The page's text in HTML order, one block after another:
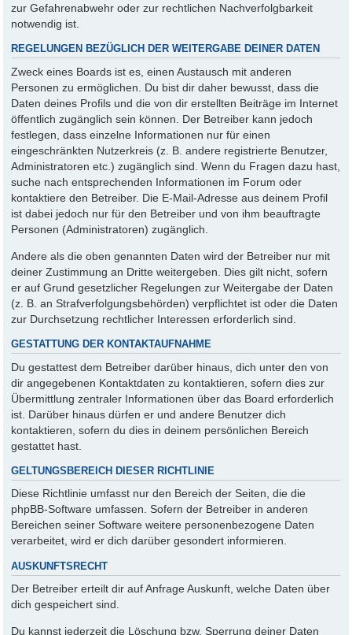
zur Gefahrenabwehr oder zur rechtlichen Nachverfolgbarkeit
notwendig ist.
REGELUNGEN BEZÜGLICH DER WEITERGABE DEINER DATEN
Zweck eines Boards ist es, einen Austausch mit anderen
Personen zu ermöglichen. Du bist dir daher bewusst, dass die
Daten deines Profils und die von dir erstellten Beiträge im Internet
öffentlich zugänglich sein können. Der Betreiber kann jedoch
festlegen, dass einzelne Informationen nur für einen
eingeschränkten Nutzerkreis (z. B. andere registrierte Benutzer,
Administratoren etc.) zugänglich sind. Wenn du Fragen dazu hast,
suche nach entsprechenden Informationen im Forum oder
kontaktiere den Betreiber. Die E-Mail-Adresse aus deinem Profil
ist dabei jedoch nur für den Betreiber und von ihm beauftragte
Personen (Administratoren) zugänglich.
Andere als die oben genannten Daten wird der Betreiber nur mit
deiner Zustimmung an Dritte weitergeben. Dies gilt nicht, sofern
er auf Grund gesetzlicher Regelungen zur Weitergabe der Daten
(z. B. an Strafverfolgungsbehörden) verpflichtet ist oder die Daten
zur Durchsetzung rechtlicher Interessen erforderlich sind.
GESTATTUNG DER KONTAKTAUFNAHME
Du gestattest dem Betreiber darüber hinaus, dich unter den von
dir angegebenen Kontaktdaten zu kontaktieren, sofern dies zur
Übermittlung zentraler Informationen über das Board erforderlich
ist. Darüber hinaus dürfen er und andere Benutzer dich
kontaktieren, sofern du dies in deinem persönlichen Bereich
gestattet hast.
GELTUNGSBEREICH DIESER RICHTLINIE
Diese Richtlinie umfasst nur den Bereich der Seiten, die die
phpBB-Software umfassen. Sofern der Betreiber in anderen
Bereichen seiner Software weitere personenbezogene Daten
verarbeitet, wird er dich darüber gesondert informieren.
AUSKUNFTSRECHT
Der Betreiber erteilt dir auf Anfrage Auskunft, welche Daten über
dich gespeichert sind.
Du kannst jederzeit die Löschung bzw. Sperrung deiner Daten